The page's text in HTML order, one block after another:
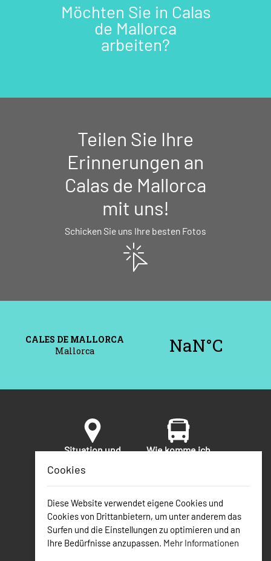
Möchten Sie in Calas
de Mallorca
arbeiten?
Teilen Sie Ihre
Erinnerungen an
Calas de Mallorca
mit uns!
Schicken Sie uns Ihre besten Fotos
Situation und
Wie komme ich
Sicherheit
Nützliche
Telefonnummern
Cookies
Diese Website verwendet eigene Cookies und
Cookies von Drittanbietern, um unter anderem das
Surfen und die Einstellungen zu optimieren und an
Ihre Bedürfnisse anzupassen. Mehr Informationen